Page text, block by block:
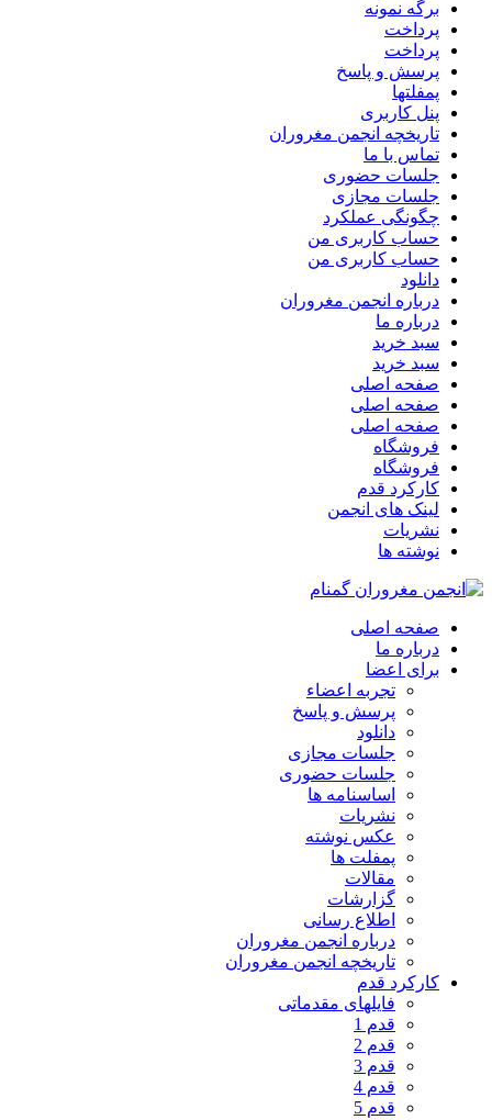
برگه نمونه
پرداخت
پرداخت
پرسش و پاسخ
پمفلتها
پنل کاربری
تاریخچه انجمن مغروران
تماس با ما
جلسات حضوری
جلسات مجازی
چگونگی عملکرد
حساب کاربری من
حساب کاربری من
دانلود
درباره انجمن مغروران
درباره ما
سبد خرید
سبد خرید
صفحه اصلی
صفحه اصلی
صفحه اصلی
فروشگاه
فروشگاه
کارکرد قدم
لینک های انجمن
نشریات
نوشته ها
صفحه اصلی
درباره ما
برای اعضا
تجربه اعضاء
پرسش و پاسخ
دانلود
جلسات مجازی
جلسات حضوری
اساسنامه ها
نشریات
عکس نوشته
پمفلت ها
مقالات
گزارشات
اطلاع رسانی
درباره انجمن مغروران
تاریخچه انجمن مغروران
کارکرد قدم
فایلهای مقدماتی
قدم 1
قدم 2
قدم 3
قدم 4
قدم 5